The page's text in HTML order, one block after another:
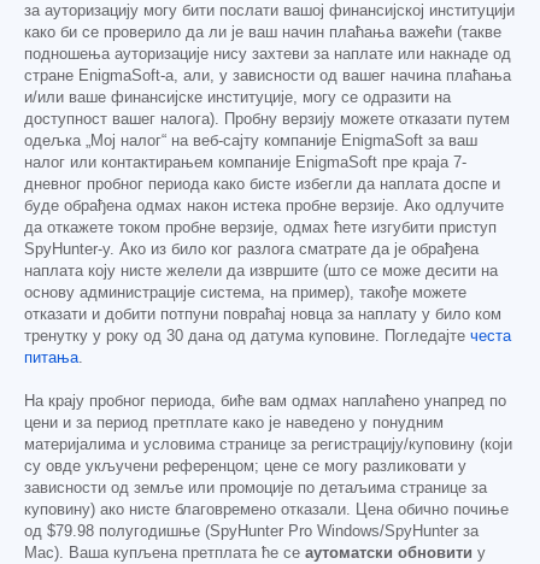
за ауторизацију могу бити послати вашој финансијској институцији
како би се проверило да ли је ваш начин плаћања важећи (такве
подношења ауторизације нису захтеви за наплате или накнаде од
стране EnigmaSoft-а, али, у зависности од вашег начина плаћања
и/или ваше финансијске институције, могу се одразити на
доступност вашег налога). Пробну верзију можете отказати путем
одељка „Мој налог“ на веб-сајту компаније EnigmaSoft за ваш
налог или контактирањем компаније EnigmaSoft пре краја 7-
дневног пробног периода како бисте избегли да наплата доспе и
буде обрађена одмах након истека пробне верзије. Ако одлучите
да откажете током пробне верзије, одмах ћете изгубити приступ
SpyHunter-у. Ако из било ког разлога сматрате да је обрађена
наплата коју нисте желели да извршите (што се може десити на
основу администрације система, на пример), такође можете
отказати и добити потпуни повраћај новца за наплату у било ком
тренутку у року од 30 дана од датума куповине. Погледајте честа
питања.
На крају пробног периода, биће вам одмах наплаћено унапред по
цени и за период претплате како је наведено у понудним
материјалима и условима странице за регистрацију/куповину (који
су овде укључени референцом; цене се могу разликовати у
зависности од земље или промоције по детаљима странице за
куповину) ако нисте благовремено отказали. Цена обично почиње
од $79.98 полугодишње (SpyHunter Pro Windows/SpyHunter за
Mac). Ваша купљена претплата ће се аутоматски обновити у